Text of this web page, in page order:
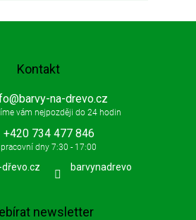
Kontakt
@barvy-na-drevo.cz
+420 734 477 846
barvynadrevo
newsletter